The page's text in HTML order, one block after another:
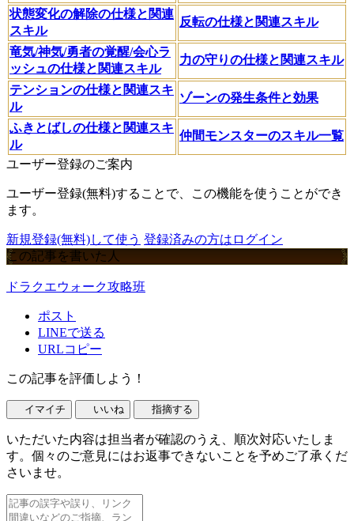
状態変化の解除の仕様と関連
スキル
反転の仕様と関連スキル
竜気/神気/勇者の覚醒/会心ラ
ッシュの仕様と関連スキル
力の守りの仕様と関連スキル
テンションの仕様と関連スキ
ル
ゾーンの発生条件と効果
ふきとばしの仕様と関連スキ
ル
仲間モンスターのスキル一覧
ユーザー登録のご案内
ユーザー登録(無料)することで、この機能を使うことができ
ます。
新規登録(無料)して使う 登録済みの方はログイン
この記事を書いた人
ドラクエウォーク攻略班
ポスト
LINEで送る
URLコピー
この記事を評価しよう！
イマイチ いいね 指摘する
いただいた内容は担当者が確認のうえ、順次対応いたしま
す。個々のご意見にはお返事できないことを予めご了承くだ
さいませ。